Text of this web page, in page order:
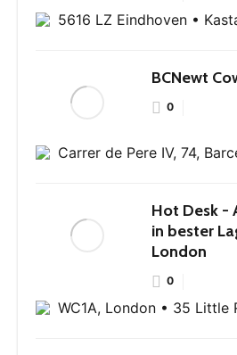
5616 LZ Eindhoven •
BCNewt
0
Carrer de Pere IV, 74,
Hot Desk -
in bester
London
0
WC1A, London • 35 Little